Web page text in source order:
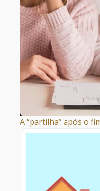
A “partilha” após o